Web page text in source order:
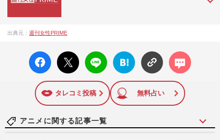
成27年）1月に開設された主婦と生活社が運営する日本のニュ
陣の執筆記事を配信するほか、女性週刊誌『週刊女性』の誌
面に掲載された記事から、インターネット利用者層にとって
特に関心の高い題材の記事を、WEB向けにリライトして配信
しています！
出典元： 週刊女性PRIME
facebo
ok い
X ポス
ト
LINE
はてな
ブック
に追加
コメン
ト
タレコミ投稿 無料占い
アニメに関する記事一覧